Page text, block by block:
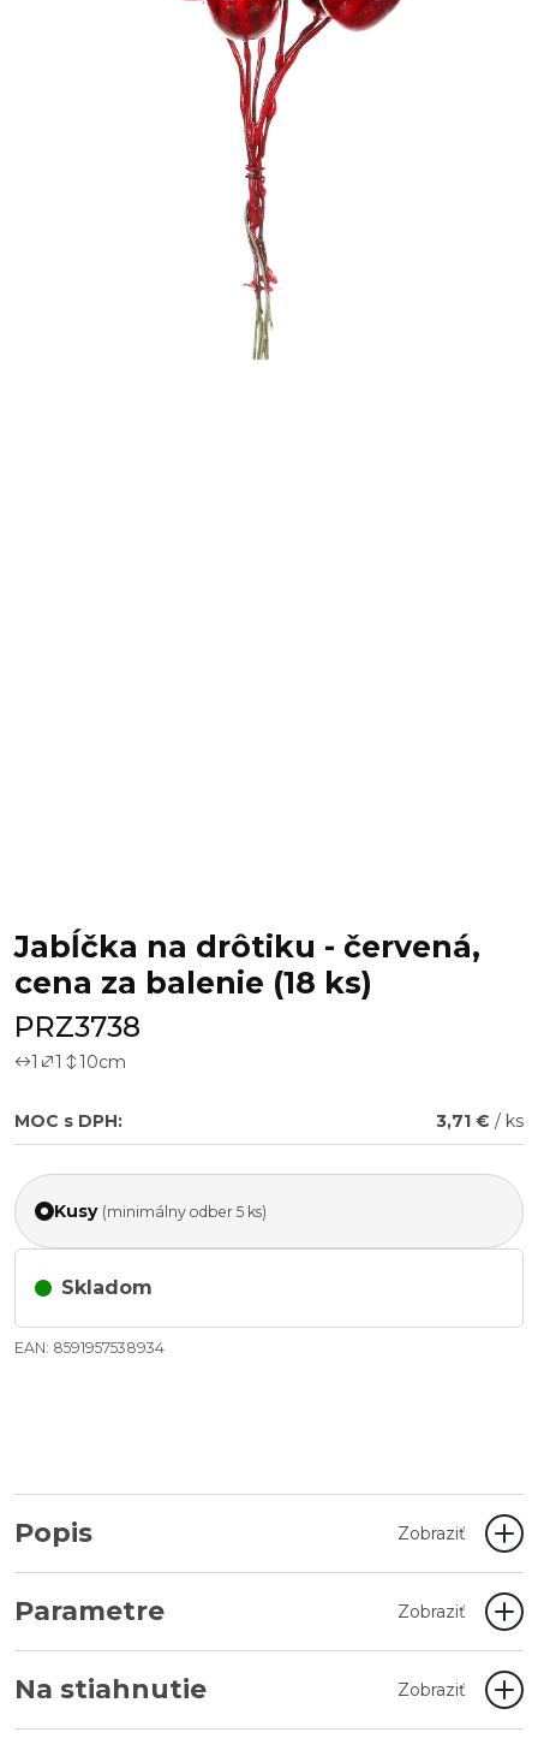
Jabĺčka na drôtiku - červená,
cena za balenie (18 ks)
PRZ3738
1 1 10cm
MOC s DPH: 3,71 € / ks
Kusy (minimálny odber 5 ks)
Skladom
EAN: 8591957538934
Popis Zobraziť
Parametre Zobraziť
Na stiahnutie Zobraziť